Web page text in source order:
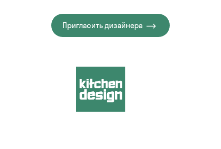
Пригласить дизайнера